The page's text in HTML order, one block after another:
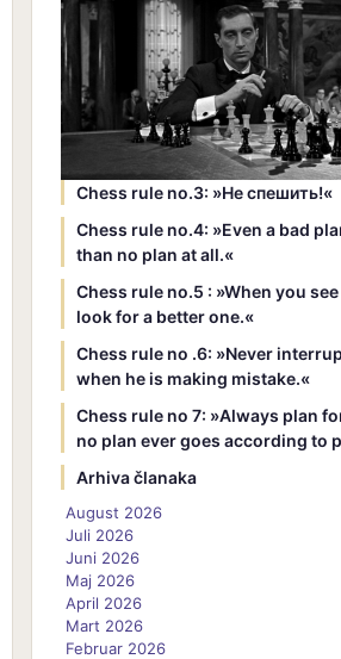
Chess rule no.3: »Hе спешить!«
Chess rule no.4: »Even a bad
than no plan at all.«
Chess rule no.5 : »When you
look for a better one.«
Chess rule no .6: »Never
when he is making mistake.«
Chess rule no 7: »Always plan
no plan ever goes according to
Arhiva članaka
August 2026
Juli 2026
Juni 2026
Maj 2026
April 2026
Mart 2026
Februar 2026